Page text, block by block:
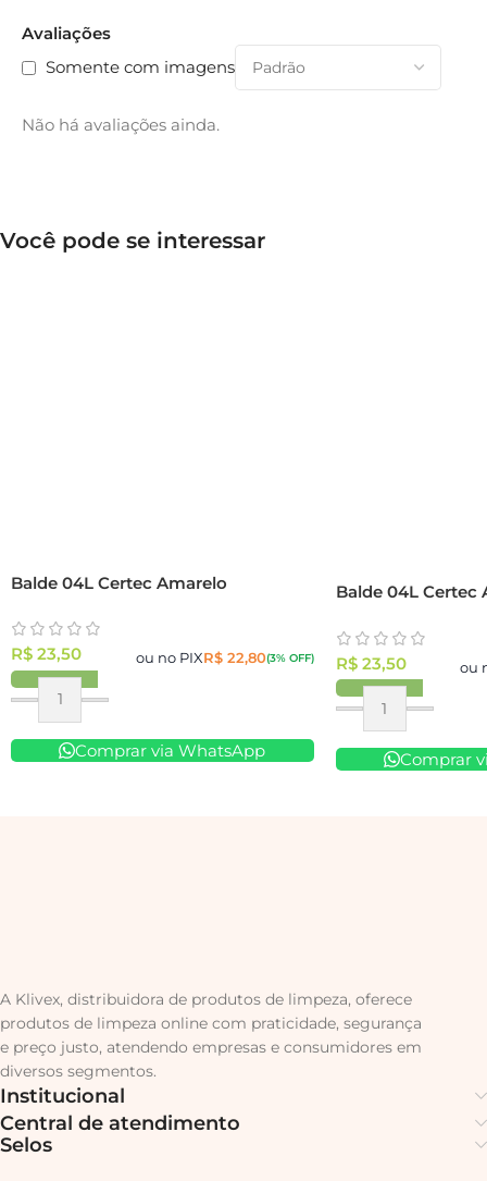
Avaliações
Somente com imagens
Não há avaliações ainda.
Você pode se interessar
Balde 04L Certec Amarelo
R$ 23,50 ou no PIXR$22,80(3% OFF)
Comprar via WhatsApp
Balde 04L Certec
R$23,50 ou
Comprar
A Klivex, distribuidora de produtos de limpeza, oferece
produtos de limpeza online com praticidade, segurança
e preço justo, atendendo empresas e consumidores em
diversos segmentos.
Institucional
Central de atendimento
Selos